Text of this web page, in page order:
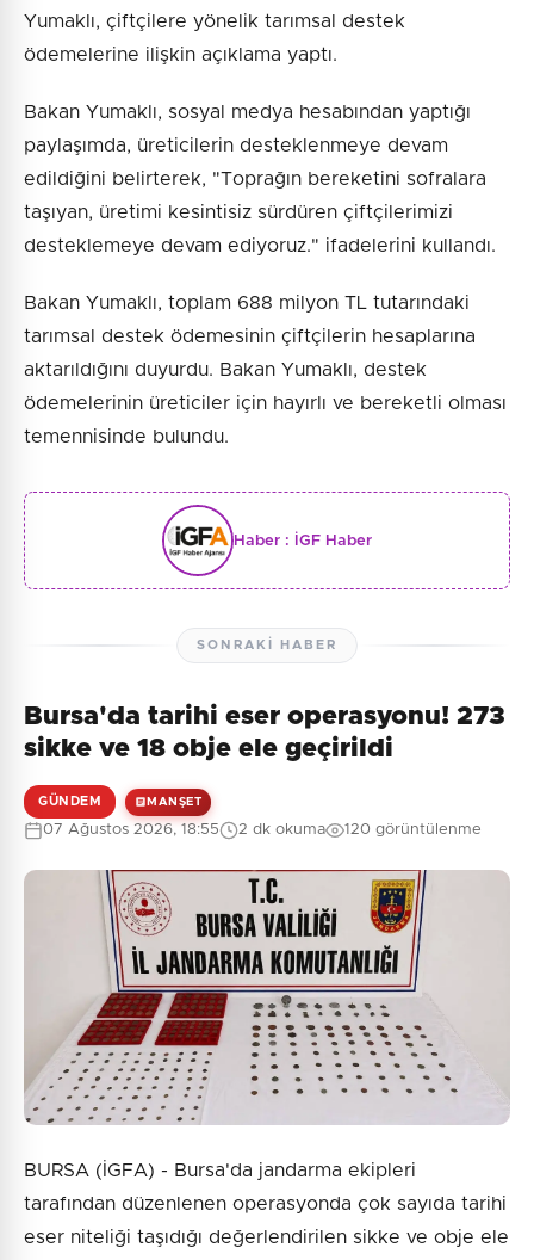
Yumaklı, çiftçilere yönelik tarımsal destek
ödemelerine ilişkin açıklama yaptı.
Bakan Yumaklı, sosyal medya hesabından yaptığı
paylaşımda, üreticilerin desteklenmeye devam
edildiğini belirterek, "Toprağın bereketini sofralara
taşıyan, üretimi kesintisiz sürdüren çiftçilerimizi
desteklemeye devam ediyoruz." ifadelerini kullandı.
Bakan Yumaklı, toplam 688 milyon TL tutarındaki
tarımsal destek ödemesinin çiftçilerin hesaplarına
aktarıldığını duyurdu. Bakan Yumaklı, destek
ödemelerinin üreticiler için hayırlı ve bereketli olması
temennisinde bulundu.
Haber : İGF Haber
SONRAKI HABER
Bursa'da tarihi eser operasyonu! 273
sikke ve 18 obje ele geçirildi
GÜNDEM MANŞET
07 Ağustos 2026, 18:55 2 dk okuma 120 görüntülenme
BURSA (İGFA) - Bursa'da jandarma ekipleri
tarafından düzenlenen operasyonda çok sayıda tarihi
eser niteliği taşıdığı değerlendirilen sikke ve obje ele